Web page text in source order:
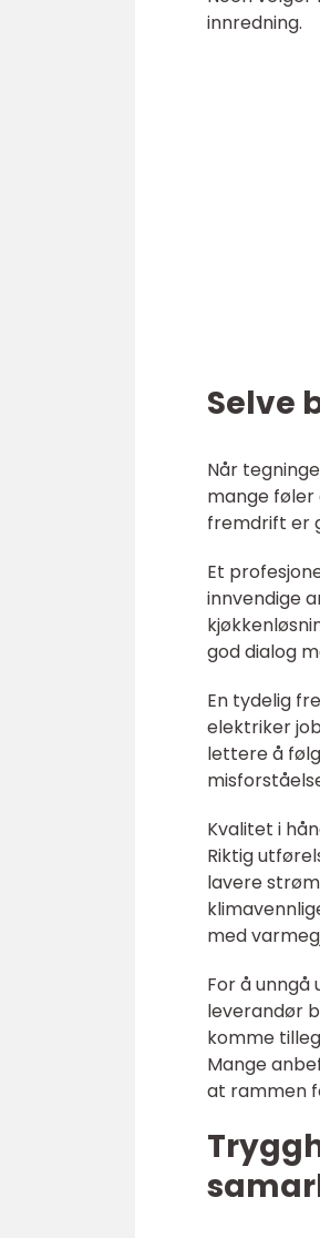
innredning.
Selve
Når
mange
fremdrift er
Et
innvendige
god dialog
En tydelig
elektriker
lettere å
Kvalitet i
Riktig
lavere
med
For å
leverandør
komme
Mange
at rammen